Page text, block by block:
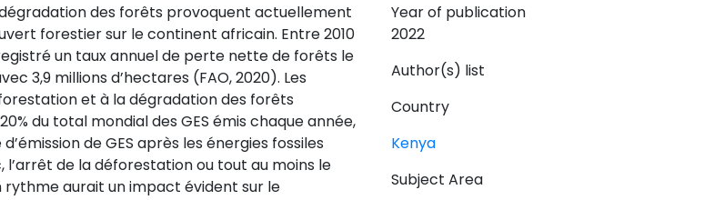
des forêts provoquent actuellement
forestier sur le continent africain. Entre 2010
un taux annuel de perte nette de forêts le
3,9 millions d’hectares (FAO, 2020). Les
et à la dégradation des forêts
du total mondial des GES émis chaque année,
de GES après les énergies fossiles
l’arrêt de la déforestation ou tout au moins le
aurait un impact évident sur le
Year of publication
2022
Author(s) list
Country
Kenya
Subject Area